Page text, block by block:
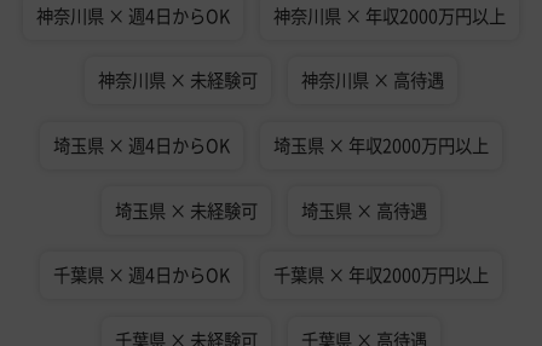
神奈川県 × 週4日からOK 神奈川県 × 年収2000万円以上
神奈川県 × 未経験可 神奈川県 × 高待遇
埼玉県 × 週4日からOK 埼玉県 × 年収2000万円以上
埼玉県 × 未経験可 埼玉県 × 高待遇
千葉県 × 週4日からOK 千葉県 × 年収2000万円以上
千葉県 × 未経験可 千葉県 × 高待遇